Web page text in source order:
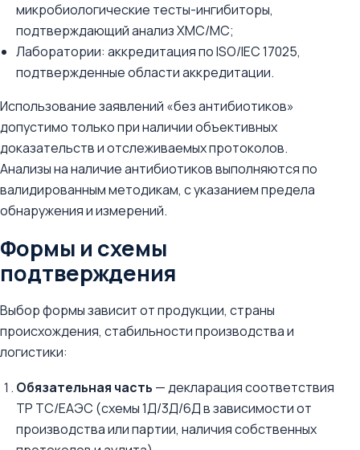
микробиологические тесты-ингибиторы,
подтверждающий анализ ХМС/МС;
Лаборатории: аккредитация по ISO/IEC 17025,
подтвержденные области аккредитации.
Использование заявлений «без антибиотиков»
допустимо только при наличии объективных
доказательств и отслеживаемых протоколов.
Анализы на наличие антибиотиков выполняются по
валидированным методикам, с указанием предела
обнаружения и измерений.
Формы и схемы
подтверждения
Выбор формы зависит от продукции, страны
происхождения, стабильности производства и
логистики:
Обязательная часть — декларация соответствия
ТР ТС/ЕАЭС (схемы 1Д/3Д/6Д в зависимости от
производства или партии, наличия собственных